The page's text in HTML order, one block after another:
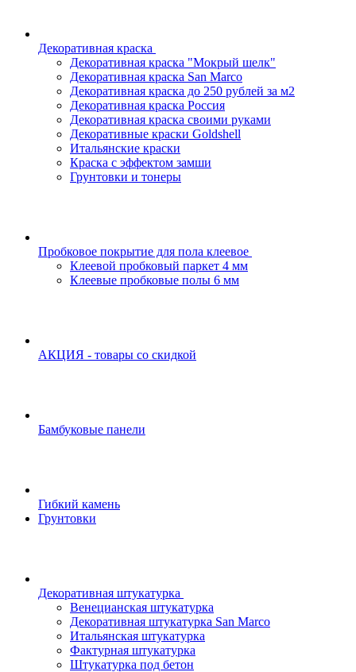
Декоративная краска
Декоративная краска "Мокрый шелк"
Декоративная краска San Marco
Декоративная краска до 250 рублей за м2
Декоративная краска Россия
Декоративная краска своими руками
Декоративные краски Goldshell
Итальянские краски
Краска с эффектом замши
Грунтовки и тонеры
Пробковое покрытие для пола клеевое
Клеевой пробковый паркет 4 мм
Клеевые пробковые полы 6 мм
АКЦИЯ - товары со скидкой
Бамбуковые панели
Гибкий камень
Грунтовки
Декоративная штукатурка
Венецианская штукатурка
Декоративная штукатурка San Marco
Итальянская штукатурка
Фактурная штукатурка
Штукатурка под бетон